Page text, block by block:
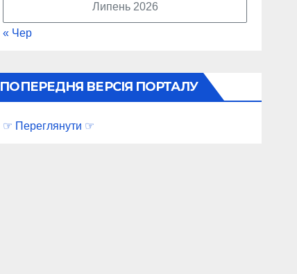
Липень 2026
« Чер
ПОПЕРЕДНЯ ВЕРСІЯ ПОРТАЛУ
☞ Переглянути ☞